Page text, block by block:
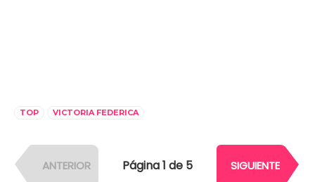
TOP VICTORIA FEDERICA
ANTERIOR Página 1 de 5 SIGUIENTE